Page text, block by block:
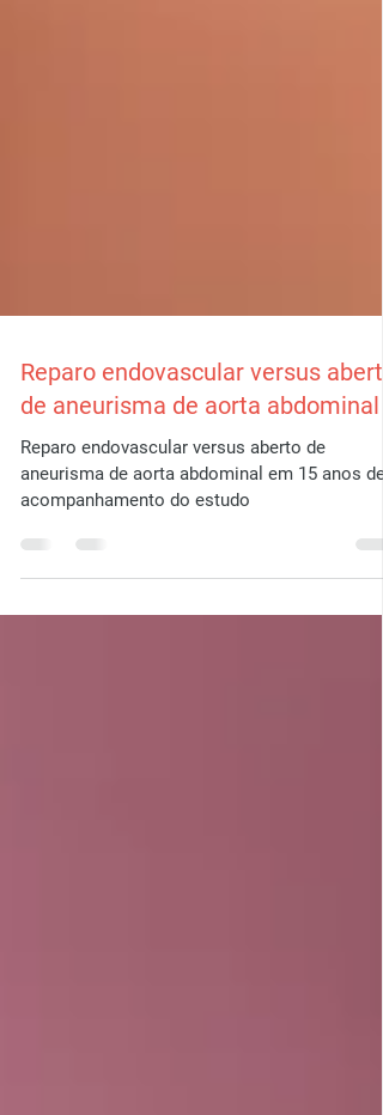
Reparo endovascular versus aberto
de aneurisma de aorta abdominal
Reparo endovascular versus aberto de
acompanhamento do estudo